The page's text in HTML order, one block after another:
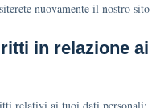
nuovamente il nostro sito
in relazione ai